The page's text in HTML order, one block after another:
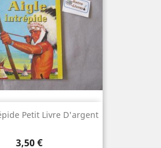
Petit Livre D'argent
Prix
3,50 €